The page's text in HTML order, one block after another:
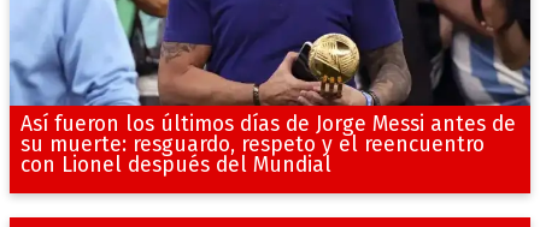
Así fueron los últimos días de Jorge Messi antes de
su muerte: resguardo, respeto y el reencuentro
con Lionel después del Mundial